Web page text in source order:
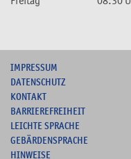
IMPRESSUM
DATENSCHUTZ
KONTAKT
BARRIEREFREIHEIT
LEICHTE SPRACHE
GEBÄRDENSPRACHE
HINWEISE